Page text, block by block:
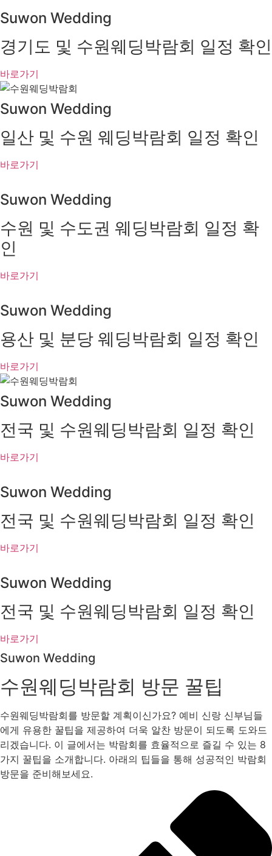
Suwon Wedding
경기도 및 수원웨딩박람회 일정 확인
바로가기
Suwon Wedding
일산 및 수원 웨딩박람회 일정 확인
바로가기
Suwon Wedding
수원 및 수도권 웨딩박람회 일정 확
인
바로가기
Suwon Wedding
용산 및 분당 웨딩박람회 일정 확인
바로가기
Suwon Wedding
전국 및 수원웨딩박람회 일정 확인
바로가기
Suwon Wedding
전국 및 수원웨딩박람회 일정 확인
바로가기
Suwon Wedding
전국 및 수원웨딩박람회 일정 확인
바로가기
Suwon Wedding
수원웨딩박람회 방문 꿀팁
수원웨딩박람회를 방문할 계획이신가요? 예비 신랑 신부님들
에게 유용한 꿀팁을 제공하여 더욱 알찬 방문이 되도록 도와드
리겠습니다. 이 글에서는 박람회를 효율적으로 즐길 수 있는 8
가지 꿀팁을 소개합니다. 아래의 팁들을 통해 성공적인 박람회
방문을 준비해보세요.